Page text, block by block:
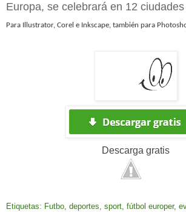
Europa, se celebrará en 12
Para Illustrator, Corel e Inkscape, también para
Descarga gratis
Etiquetas: Futbo, deportes, sport, fútbol europer,